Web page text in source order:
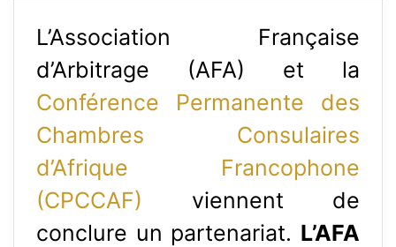
L’Association Française
d’Arbitrage (AFA) et la
Conférence Permanente des
Chambres Consulaires
d’Afrique Francophone
(CPCCAF) viennent de
conclure un partenariat. L’AFA